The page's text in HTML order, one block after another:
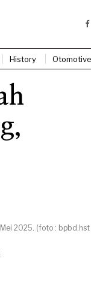
History Otomotive
2025. (foto :